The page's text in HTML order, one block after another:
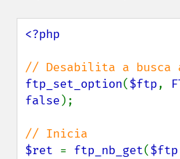
<?php
ftp_set_option($ftp,
false );
$ret = ftp_nb_get($ftp